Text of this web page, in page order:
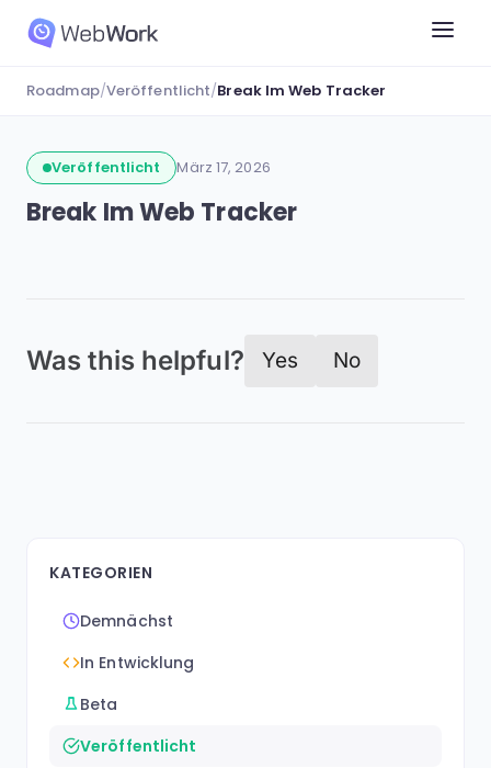
Roadmap/Veröffentlicht/Break Im Web Tracker
Veröffentlicht März 17, 2026
Break Im Web Tracker
Was this helpful? Yes No
KATEGORIEN
Demnächst
In Entwicklung
Beta
Veröffentlicht